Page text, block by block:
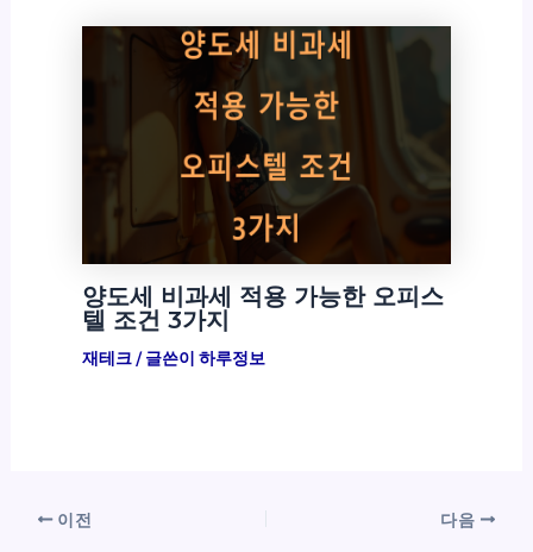
양도세 비과세 적용 가능한 오피스
텔 조건 3가지
재테크/ 글쓴이 하루정보
이전 다음